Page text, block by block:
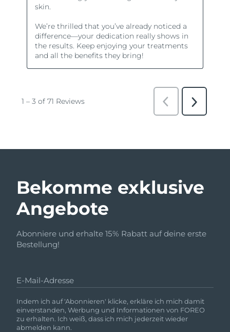
Bekomme exklusive
Angebote
Abonniere und erhalte 15% Rabatt auf deine erste
Bestellung!
E-Mail-Adresse
Indem ich auf 'Abonnieren' klicke, erkläre ich mich damit
einverstanden, Werbung und Informationen von FOREO
zu erhalten. Ich weiß, dass ich mich jederzeit wieder
abmelden kann.